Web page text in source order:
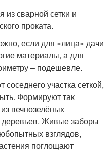
сварной сетки и
проката.
если для «лица» дачи
материалы, а для
– подешевле.
участка сеткой,
Формируют так
вечнозелёных
деревьев. Живые заборы
взглядов,
поглощают